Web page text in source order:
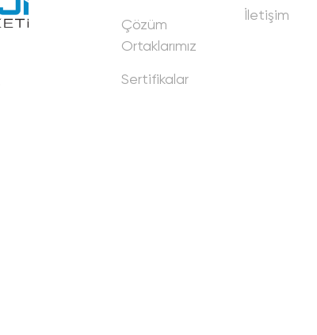
Çözüm
Ortaklarımız
Sertifikalar
İletişim